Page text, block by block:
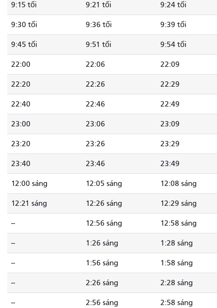
9:15 tối 9:21 tối 9:24 tối
9:30 tối 9:36 tối 9:39 tối
9:45 tối 9:51 tối 9:54 tối
22:00 22:06 22:09
22:20 22:26 22:29
22:40 22:46 22:49
23:00 23:06 23:09
23:20 23:26 23:29
23:40 23:46 23:49
12:00 sáng 12:05 sáng 12:08 sáng
12:21 sáng 12:26 sáng 12:29 sáng
-- 12:56 sáng 12:58 sáng
-- 1:26 sáng 1:28 sáng
-- 1:56 sáng 1:58 sáng
-- 2:26 sáng 2:28 sáng
-- 2:56 sáng 2:58 sáng